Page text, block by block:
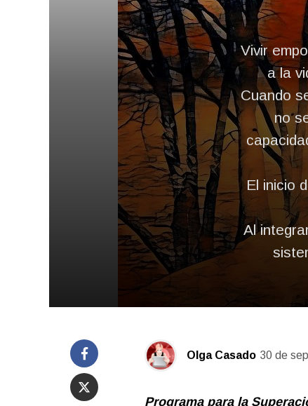
Vivir
a la
Cuando
no
El inicio
Al
Olga Casado 30 de
Programa para la